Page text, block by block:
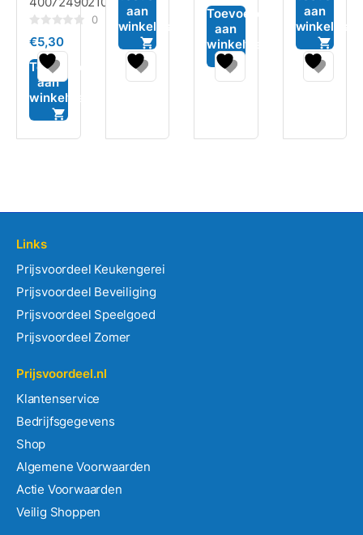
0
uit
5
0
€5,30
Toevoegen
aan
winkelwagen
aan
winkelwagen
5
Toevoegen
aan
winkelwagen
aan
Links
Prijsvoordeel Keukengerei
Prijsvoordeel Beveiliging
Prijsvoordeel Speelgoed
Prijsvoordeel Zomer
Prijsvoordeel.nl
Klantenservice
Bedrijfsgegevens
Shop
Algemene Voorwaarden
Actie Voorwaarden
Veilig Shoppen